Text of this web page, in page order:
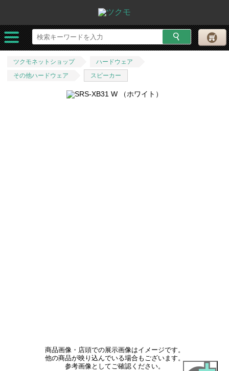
ツクモネットショップ
ハードウェア
その他ハードウェア
スピーカー
商品画像・店頭での展示画像はイメージです。
他の商品が映り込んでいる場合もございます。
参考画像としてご確認ください。